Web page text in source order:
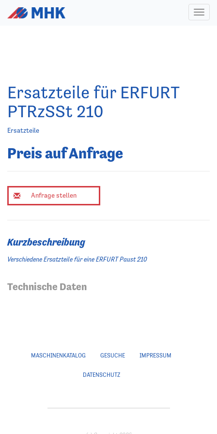
Ersatzteile für ERFURT
PTRzSSt 210
Ersatzteile
Preis auf Anfrage
Anfrage stellen
Kurzbeschreibung
Verschiedene Ersatzteile für eine ERFURT Paust 210
Technische Daten
MASCHINENKATALOG GESUCHE IMPRESSUM
DATENSCHUTZ